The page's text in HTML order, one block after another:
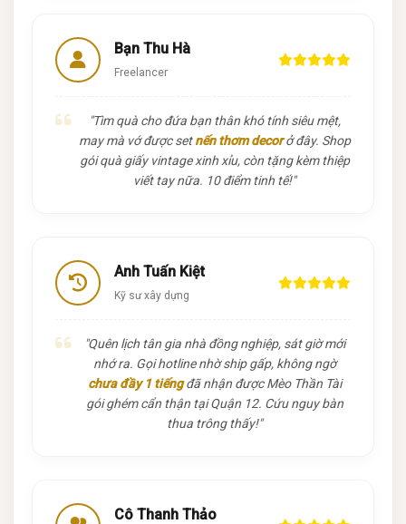
Bạn Thu Hà
Freelancer
"Tìm quà cho đứa bạn thân khó tính siêu mệt,
may mà vớ được setnến thơm decorở đây. Shop
gói quà giấy vintage xinh xỉu, còn tặng kèm thiệp
viết tay nữa. 10 điểm tinh tế!"
Anh Tuấn Kiệt
Kỹ sư xây dựng
"Quên lịch tân gia nhà đồng nghiệp, sát giờ mới
nhớ ra. Gọi hotline nhờ ship gấp, không ngờ
chưa đầy 1 tiếngđã nhận được Mèo Thần Tài
gói ghém cẩn thận tại Quận 12. Cứu nguy bàn
thua trông thấy!"
Cô Thanh Thảo